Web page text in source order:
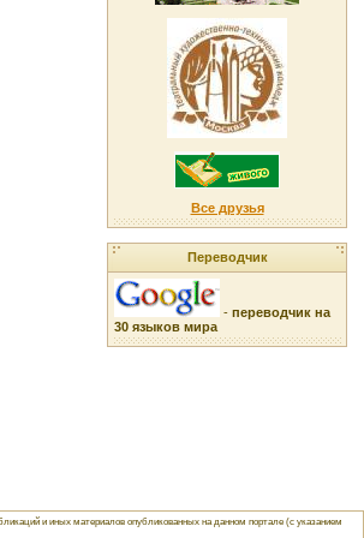
Все друзья
Переводчик
- переводчик на
30 языков мира
и иных материалов опубликованных на данном портале (с указанием